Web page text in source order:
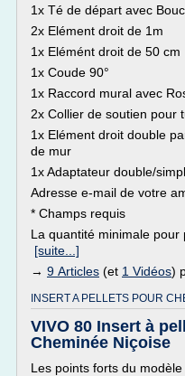
1x Té de départ avec
2x Elément droit de 1m
1x Elémént droit de 50 cm
1x Coude 90°
1x Raccord mural avec
2x Collier de soutien pour
1x Elément droit double
de mur
1x Adaptateur double/
Adresse e-mail de votre
* Champs requis
La quantité minimale pour
[suite...]
→ 9 Articles (et 1 Vidéos)
INSERT A PELLETS POUR
VIVO 80 Insert à
Cheminée Niçoise
Les points forts du modèle